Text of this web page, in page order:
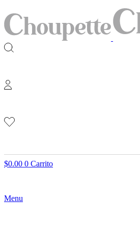
$0.00 0 Carrito
Menu